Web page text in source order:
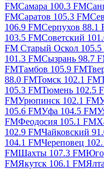
FMСамара 100.3 FM
FMСаратов 105.3 FM
106.9 FMСерпухов 88.1
103.5 FMСоветский
FM Старый Оскол 105.5
101.3 FMСызрань 98.7
FMТамбов 105.9 FM
88.0 FMТомск 102.1 FM
105.3 FMТюмень 102.5
FMУрюпинск 102.1 FM
105.6 FMУфа 104.5 FM
FMФеодосия 105.1 FM
102.9 FMЧайковский
104.1 FMЧереповец
FMШахты 107.3 FM
FMЯкутск 106.1 FM